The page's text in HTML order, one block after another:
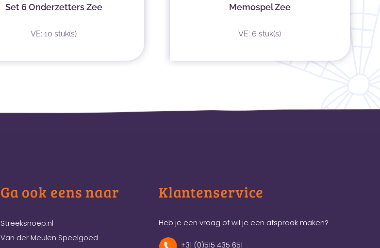
Set 6 Onderzetters Zee
VE: 10 stuk(s)
Memospel Zee
VE: 6 stuk(s)
Ga ook eens naar
Streeksnoep.nl
Van der Meulen Speelgoed
Klantenservice
Heb je een vraag of wil je een afspraak maken?
+31 (0)515 435 651